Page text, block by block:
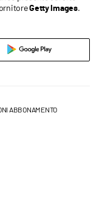
Getty Images.
ABBONAMENTO